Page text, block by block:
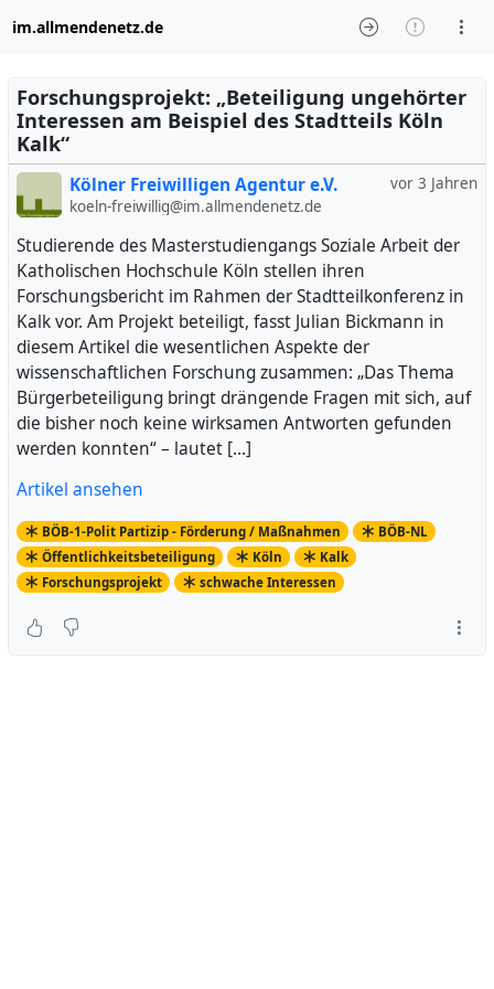
im.allmendenetz.de
Forschungsprojekt: „Beteiligung ungehörter
Interessen am Beispiel des Stadtteils Köln
Kalk“
vor 3 Jahren
Kölner Freiwilligen Agentur e.V.
koeln-freiwillig@im.allmendenetz.de
Studierende des Masterstudiengangs Soziale Arbeit der
Katholischen Hochschule Köln stellen ihren
Forschungsbericht im Rahmen der Stadtteilkonferenz in
Kalk vor. Am Projekt beteiligt, fasst Julian Bickmann in
diesem Artikel die wesentlichen Aspekte der
wissenschaftlichen Forschung zusammen: „Das Thema
Bürgerbeteiligung bringt drängende Fragen mit sich, auf
die bisher noch keine wirksamen Antworten gefunden
werden konnten“ – lautet […]
Artikel ansehen
BÖB-1-Polit Partizip - Förderung / Maßnahmen
BÖB-NL
Öffentlichkeitsbeteiligung
Köln
Kalk
Forschungsprojekt
schwache Interessen